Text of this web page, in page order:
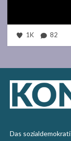
1K 82
Das